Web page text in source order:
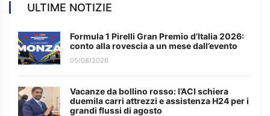
ULTIME NOTIZIE
Formula 1 Pirelli Gran Premio d’Italia 2026:
conto alla rovescia a un mese dall’evento
05/08/2026
Vacanze da bollino rosso: l’ACI schiera
duemila carri attrezzi e assistenza H24 per i
grandi flussi di agosto